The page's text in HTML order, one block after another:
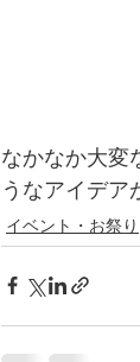
なかなか大変
うなアイデア
イベント・お祭り